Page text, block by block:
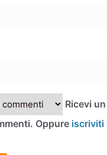
Ricevi
Oppure iscriviti